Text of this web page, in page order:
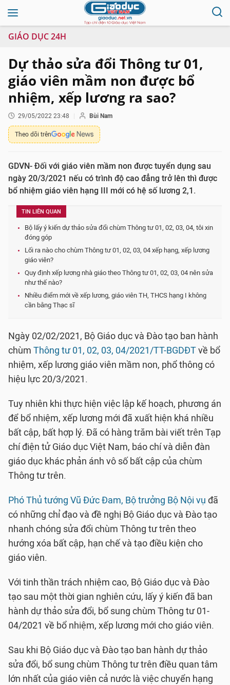
GIÁO DỤC 24H
Dự thảo sửa đổi Thông tư 01,
giáo viên mầm non được bổ
nhiệm, xếp lương ra sao?
29/05/2022 23:48 Bùi Nam
Theo dõi trên
GDVN- Đối với giáo viên mầm non được tuyển dụng sau
ngày 20/3/2021 nếu có trình độ cao đẳng trở lên thì được
bổ nhiệm giáo viên hạng III mới có hệ số lương 2,1.
TIN LIÊN QUAN
Bộ lấy ý kiến dự thảo sửa đổi chùm Thông tư 01, 02, 03, 04, tôi xin
đóng góp
Lối ra nào cho chùm Thông tư 01, 02, 03, 04 xếp hạng, xếp lương
giáo viên?
Quy định xếp lương nhà giáo theo Thông tư 01, 02, 03, 04 nên sửa
như thế nào?
Nhiều điểm mới về xếp lương, giáo viên TH, THCS hạng I không
cần bằng Thạc sĩ
Ngày 02/02/2021, Bộ Giáo dục và Đào tạo ban hành
chùm Thông tư 01, 02, 03, 04/2021/TT-BGDĐTvề bổ
nhiệm, xếp lương giáo viên mầm non, phổ thông có
hiệu lực 20/3/2021.
Tuy nhiên khi thực hiện việc lập kế hoạch, phương án
để bổ nhiệm, xếp lương mới đã xuất hiện khá nhiều
bất cập, bất hợp lý. Đã có hàng trăm bài viết trên Tạp
chí điện tử Giáo dục Việt Nam, báo chí và diễn đàn
giáo dục khác phản ánh vô số bất cập của chùm
Thông tư trên.
Phó Thủ tướng Vũ Đức Đam, Bộ trưởng Bộ Nội vụ đã
có những chỉ đạo và đề nghị Bộ Giáo dục và Đào tạo
nhanh chóng sửa đổi chùm Thông tư trên theo
hướng xóa bất cập, hạn chế và tạo điều kiện cho
giáo viên.
Với tinh thần trách nhiệm cao, Bộ Giáo dục và Đào
tạo sau một thời gian nghiên cứu, lấy ý kiến đã ban
hành dự thảo sửa đổi, bổ sung chùm Thông tư 01-
04/2021 về bổ nhiệm, xếp lương mới cho giáo viên.
Sau khi Bộ Giáo dục và Đào tạo ban hành dự thảo
sửa đổi, bổ sung chùm Thông tư trên điều quan tâm
lớn nhất của giáo viên cả nước là việc chuyển hạng